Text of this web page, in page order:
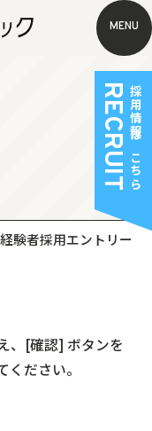
MENU
経験者採用エントリー
[確認] ボタンを
ださい。
採用情報はこちら
RECRUIT